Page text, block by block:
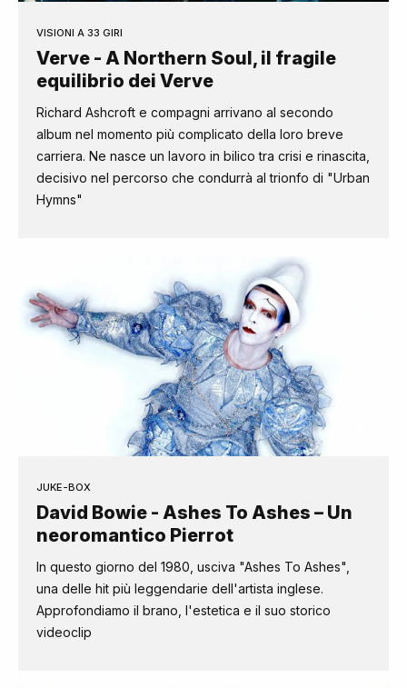
VISIONI A 33 GIRI
Verve - A Northern Soul, il fragile
equilibrio dei Verve
Richard Ashcroft e compagni arrivano al secondo
album nel momento più complicato della loro breve
carriera. Ne nasce un lavoro in bilico tra crisi e rinascita,
decisivo nel percorso che condurrà al trionfo di "Urban
Hymns"
JUKE-BOX
David Bowie - Ashes To Ashes – Un
neoromantico Pierrot
In questo giorno del 1980, usciva "Ashes To Ashes",
una delle hit più leggendarie dell'artista inglese.
Approfondiamo il brano, l'estetica e il suo storico
videoclip